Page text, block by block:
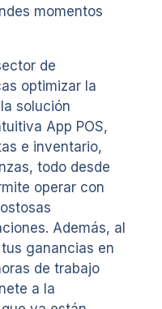
momentos
de
optimizar la
solución
App POS,
e inventario,
todo desde
operar con
Además, al
ganancias en
de trabajo
a la